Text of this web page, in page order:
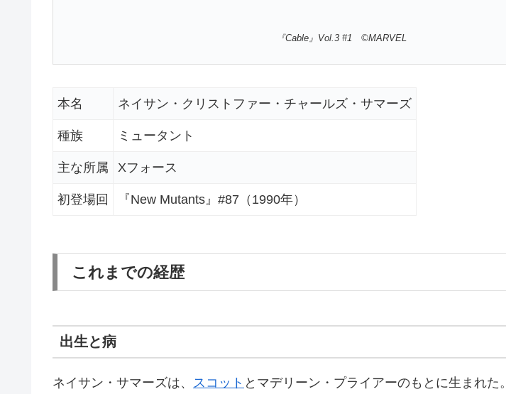
『Cable』Vol.3 #1 ©MARVEL
本名 ネイサン・クリストファー・チャールズ・サマーズ
種族 ミュータント
主な所属 Xフォース
初登場回 『New Mutants』#87（1990年）
これまでの経歴
出生と病
ネイサン・サマーズは、 スコット とマデリーン・プライアーのもとに生まれた。